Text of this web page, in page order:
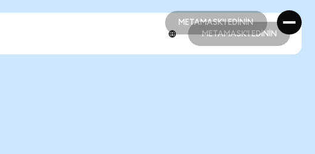
METAMASK'I EDİNİN
METAMASK'I EDİNİN
METAMASK'I EDİNİN